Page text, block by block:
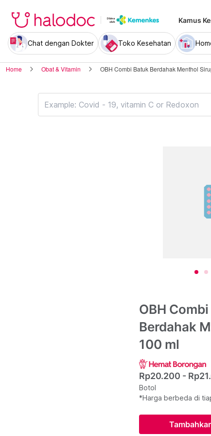
Kamus
Chat dengan Dokter Toko Kesehatan
Home Obat & Vitamin OBH Combi Batuk Berdahak Menthol
OBH
Berdahak
100 ml
Rp20.200 -
Botol
*Harga berbeda di